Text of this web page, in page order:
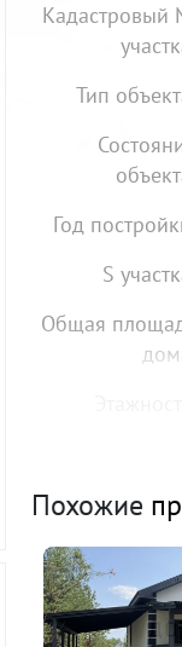
Тип
Год
S
Общая
Похожие